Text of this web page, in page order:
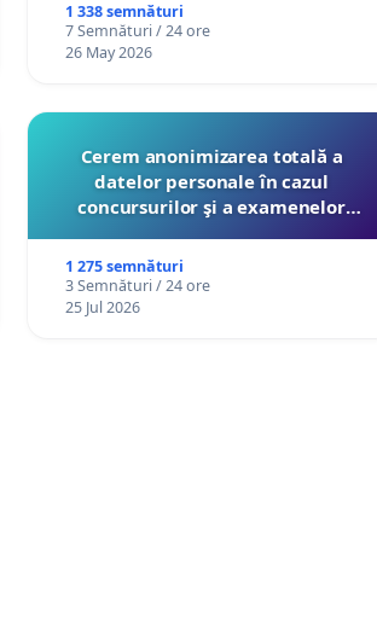
1 338 semnături
7 Semnături / 24 ore
26 May 2026
Cerem anonimizarea totală a
datelor personale în cazul
concursurilor şi a examenelor
către Ministerul Educaţiei
1 275 semnături
3 Semnături / 24 ore
25 Jul 2026